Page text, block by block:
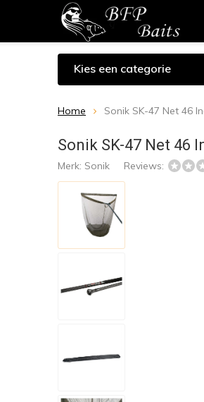
Kies een categorie
Home Sonik SK-47 Net 46
Sonik SK-47 Net 46
Merk: Sonik Reviews: